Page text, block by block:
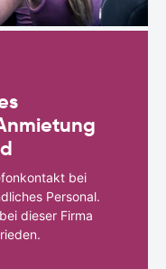
bei
Personal.
dieser Firma